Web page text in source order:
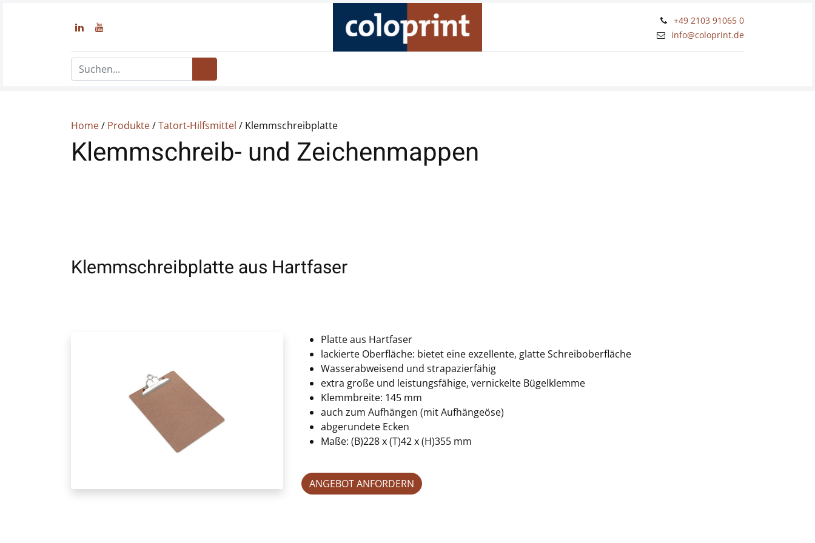
+49 2103 91065 0
​info@coloprint.de
Home/ Produkte/Tatort-Hilfsmittel / Klemmschreibplatte
Klemmschreib- und Zeichenmappen
Klemmschreibplatte aus Hartfaser
Platte aus Hartfaser
lackierte Oberfläche: bietet eine exzellente, glatte Schreiboberfläche
Wasserabweisend und strapazierfähig
extra große und leistungsfähige, vernickelte Bügelklemme
Klemmbreite: 145 mm
auch zum Aufhängen (mit Aufhängeöse)
abgerundete Ecken
Maße: (B)228 x (T)42 x (H)355 mm
ANGEBOT ANFORDERN